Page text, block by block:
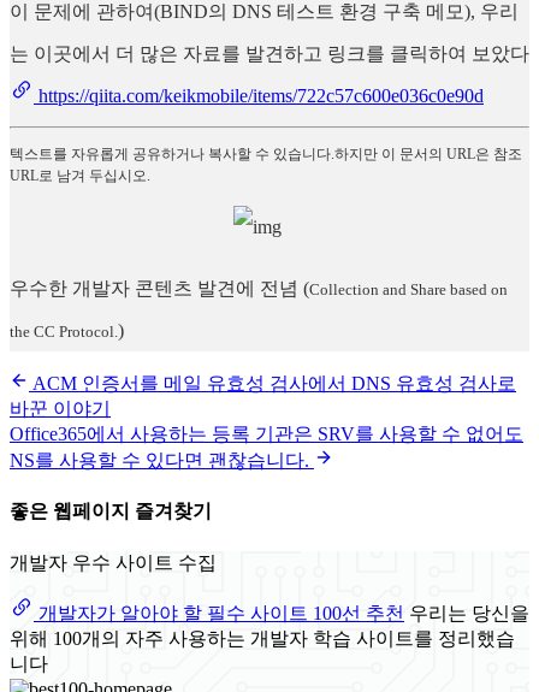
이 문제에 관하여(BIND의 DNS 테스트 환경 구축 메모), 우리
는 이곳에서 더 많은 자료를 발견하고 링크를 클릭하여 보았다
https://qiita.com/keikmobile/items/722c57c600e036c0e90d
텍스트를 자유롭게 공유하거나 복사할 수 있습니다.하지만 이 문서의 URL은 참조
URL로 남겨 두십시오.
우수한 개발자 콘텐츠 발견에 전념 (Collection and Share based on
the CC Protocol.)
ACM 인증서를 메일 유효성 검사에서 DNS 유효성 검사로
바꾼 이야기
Office365에서 사용하는 등록 기관은 SRV를 사용할 수 없어도
NS를 사용할 수 있다면 괜찮습니다.
좋은 웹페이지 즐겨찾기
개발자 우수 사이트 수집
개발자가 알아야 할 필수 사이트 100선 추천 우리는 당신을
위해 100개의 자주 사용하는 개발자 학습 사이트를 정리했습
니다